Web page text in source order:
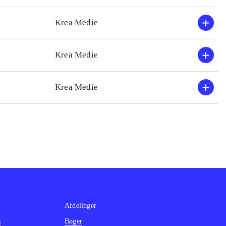
Krea Medie
Krea Medie
Krea Medie
Afdelinger
Bøger